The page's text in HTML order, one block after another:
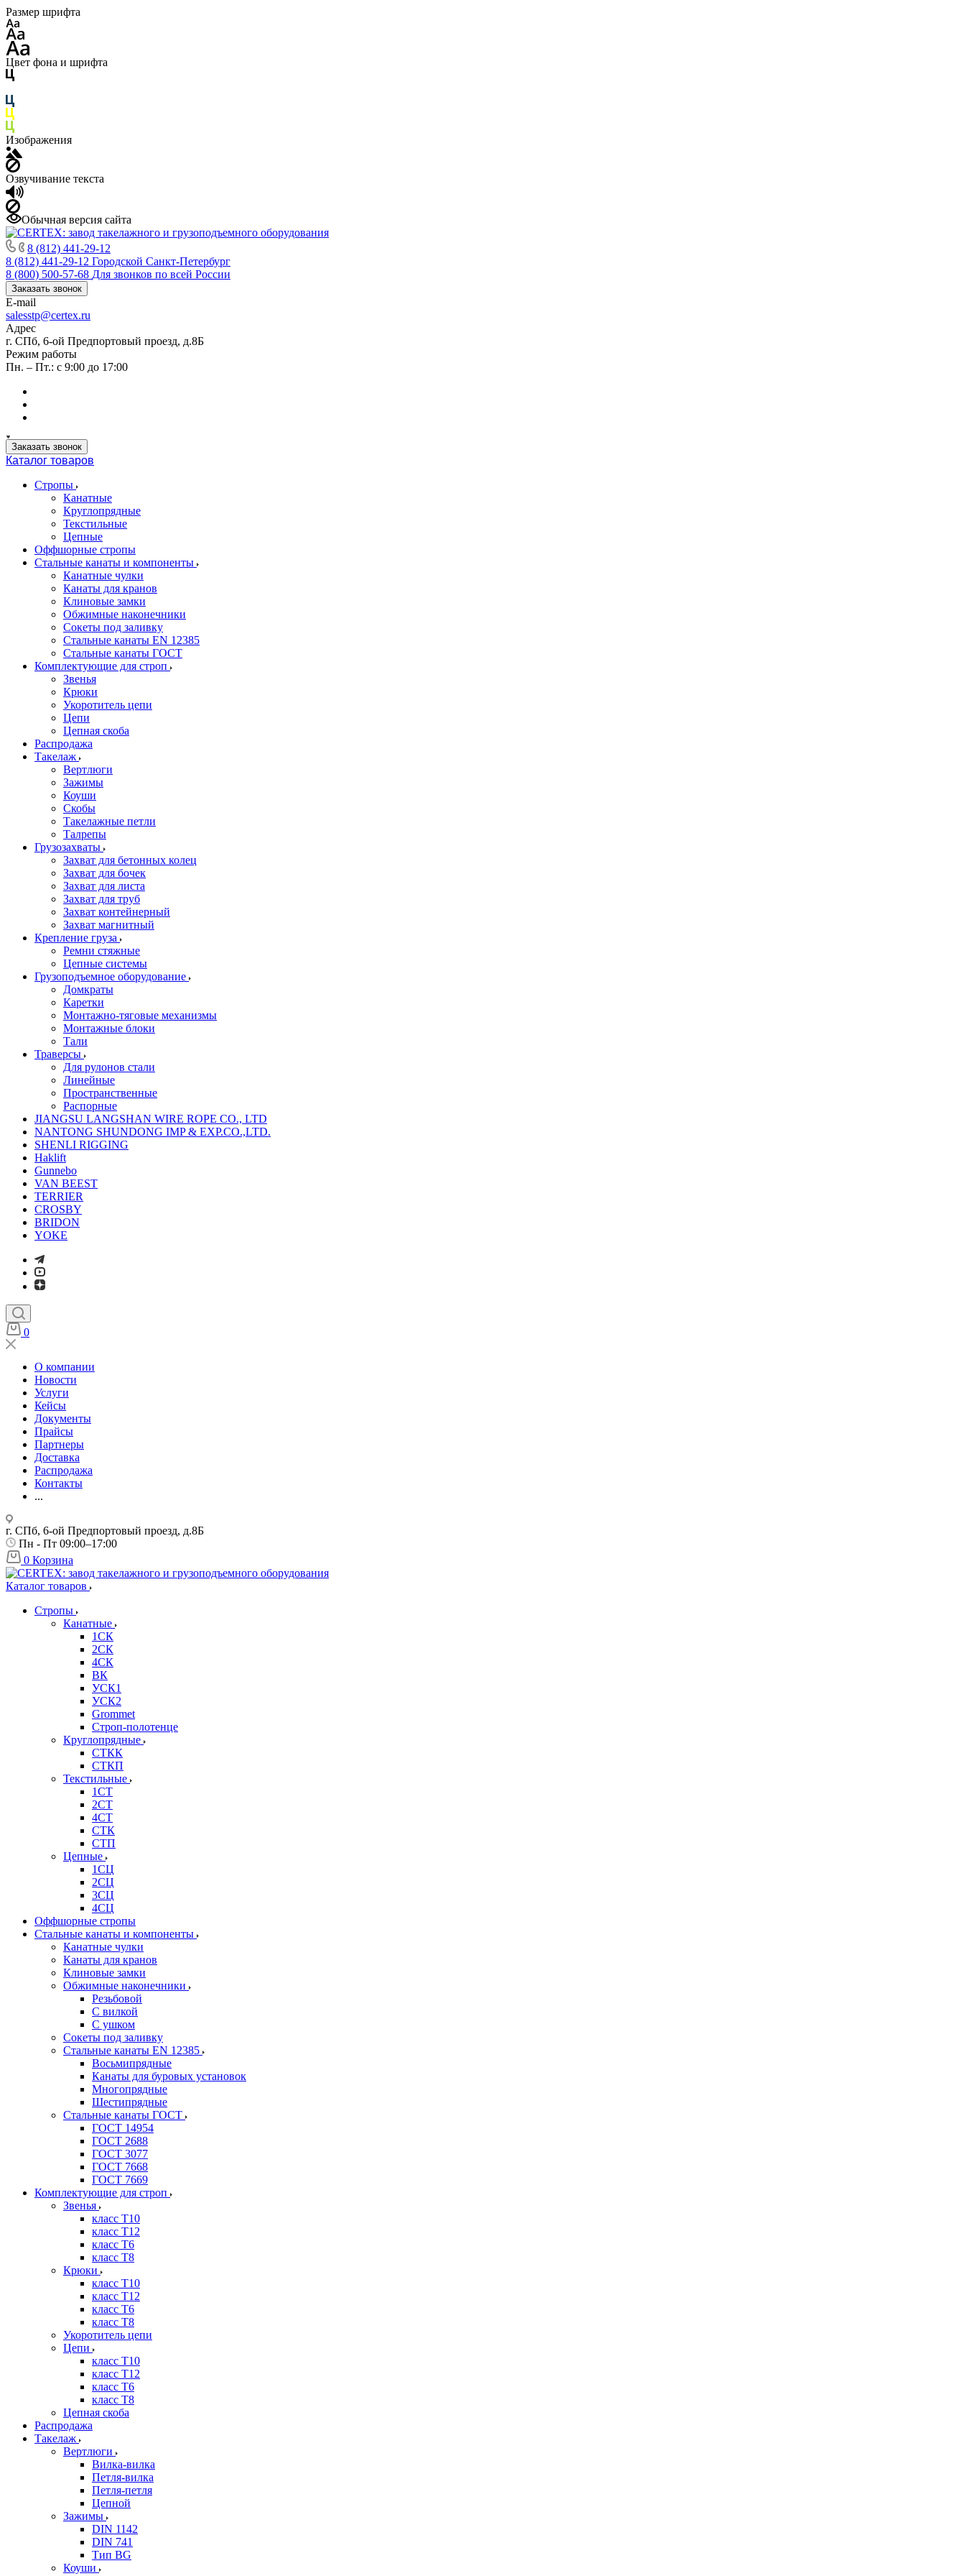
Размер шрифта
Цвет фона и шрифта
Изображения
Озвучивание текста
Обычная версия сайта
8 (812) 441-29-12
8 (812) 441-29-12 Городской Санкт-Петербург
8 (800) 500-57-68 Для звонков по всей России
Заказать звонок
E-mail
salesstp@certex.ru
Адрес
г. СПб, 6-ой Предпортовый проезд, д.8Б
Режим работы
Пн. – Пт.: с 9:00 до 17:00
Заказать звонок
Каталог товаров
Стропы
Канатные
Круглопрядные
Текстильные
Цепные
Оффшорные стропы
Стальные канаты и компоненты
Канатные чулки
Канаты для кранов
Клиновые замки
Обжимные наконечники
Сокеты под заливку
Стальные канаты EN 12385
Стальные канаты ГОСТ
Комплектующие для строп
Звенья
Крюки
Укоротитель цепи
Цепи
Цепная скоба
Распродажа
Такелаж
Вертлюги
Зажимы
Коуши
Скобы
Такелажные петли
Талрепы
Грузозахваты
Захват для бетонных колец
Захват для бочек
Захват для листа
Захват для труб
Захват контейнерный
Захват магнитный
Крепление груза
Ремни стяжные
Цепные системы
Грузоподъемное оборудование
Домкраты
Каретки
Монтажно-тяговые механизмы
Монтажные блоки
Тали
Траверсы
Для рулонов стали
Линейные
Пространственные
Распорные
JIANGSU LANGSHAN WIRE ROPE CO., LTD
NANTONG SHUNDONG IMP & EXP.CO.,LTD.
SHENLI RIGGING
Haklift
Gunnebo
VAN BEEST
TERRIER
CROSBY
BRIDON
YOKE
0
О компании
Новости
Услуги
Кейсы
Документы
Прайсы
Партнеры
Доставка
Распродажа
Контакты
...
г. СПб, 6-ой Предпортовый проезд, д.8Б
Пн - Пт 09:00–17:00
0 Корзина
Каталог товаров
Стропы
Канатные
1СК
2СК
4СК
ВК
УСК1
УСК2
Grommet
Строп-полотенце
Круглопрядные
СТКК
СТКП
Текстильные
1СТ
2СТ
4СТ
СТК
СТП
Цепные
1СЦ
2СЦ
3СЦ
4СЦ
Оффшорные стропы
Стальные канаты и компоненты
Канатные чулки
Канаты для кранов
Клиновые замки
Обжимные наконечники
Резьбовой
С вилкой
С ушком
Сокеты под заливку
Стальные канаты EN 12385
Восьмипрядные
Канаты для буровых установок
Многопрядные
Шестипрядные
Стальные канаты ГОСТ
ГОСТ 14954
ГОСТ 2688
ГОСТ 3077
ГОСТ 7668
ГОСТ 7669
Комплектующие для строп
Звенья
класс Т10
класс Т12
класс Т6
класс Т8
Крюки
класс Т10
класс Т12
класс Т6
класс Т8
Укоротитель цепи
Цепи
класс Т10
класс Т12
класс Т6
класс Т8
Цепная скоба
Распродажа
Такелаж
Вертлюги
Вилка-вилка
Петля-вилка
Петля-петля
Цепной
Зажимы
DIN 1142
DIN 741
Тип BG
Коуши